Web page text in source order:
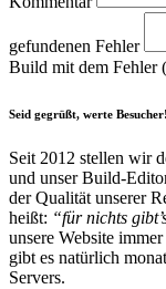
gefundenen Fehler
Build mit dem Fehler
Seid gegrüßt, werte Besucher!
Seit 2012 stellen wir
und unser Build-
der Qualität unserer
heißt: “für nichts
unsere Website
gibt es natürlich
Servers.